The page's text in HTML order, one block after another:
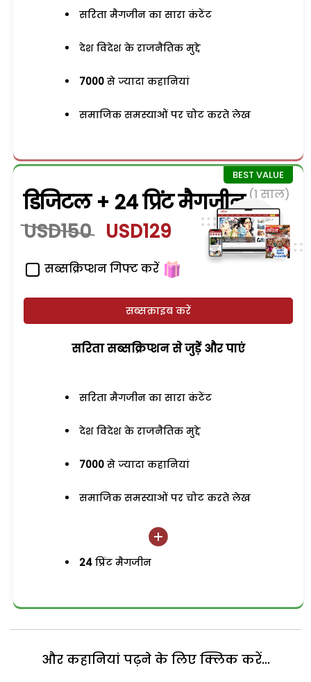
सरिता मैगजीन का सारा कंटेंट
देश विदेश के राजनैतिक मुद्दे
7000 से ज्यादा कहानियां
समाजिक समस्याओं पर चोट करते लेख
डिजिटल + 24 प्रिंट मैगजीन (1 साल)
USD150 USD129
सब्सक्रिप्शन गिफ्ट करें
सब्सक्राइब करें
सरिता सब्सक्रिप्शन से जुड़ेें और पाएं
सरिता मैगजीन का सारा कंटेंट
देश विदेश के राजनैतिक मुद्दे
7000 से ज्यादा कहानियां
समाजिक समस्याओं पर चोट करते लेख
24 प्रिंट मैगजीन
और कहानियां पढ़ने के लिए क्लिक करें...